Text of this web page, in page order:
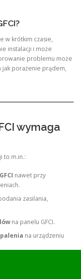
w krótkim czasie,
instalacji i może
problemu może
jak porażenie prądem,
wymaga
to m.in.:
nawet przy
zasilania,
na panelu GFCI.
na urządzeniu
w oświetleniu spa.